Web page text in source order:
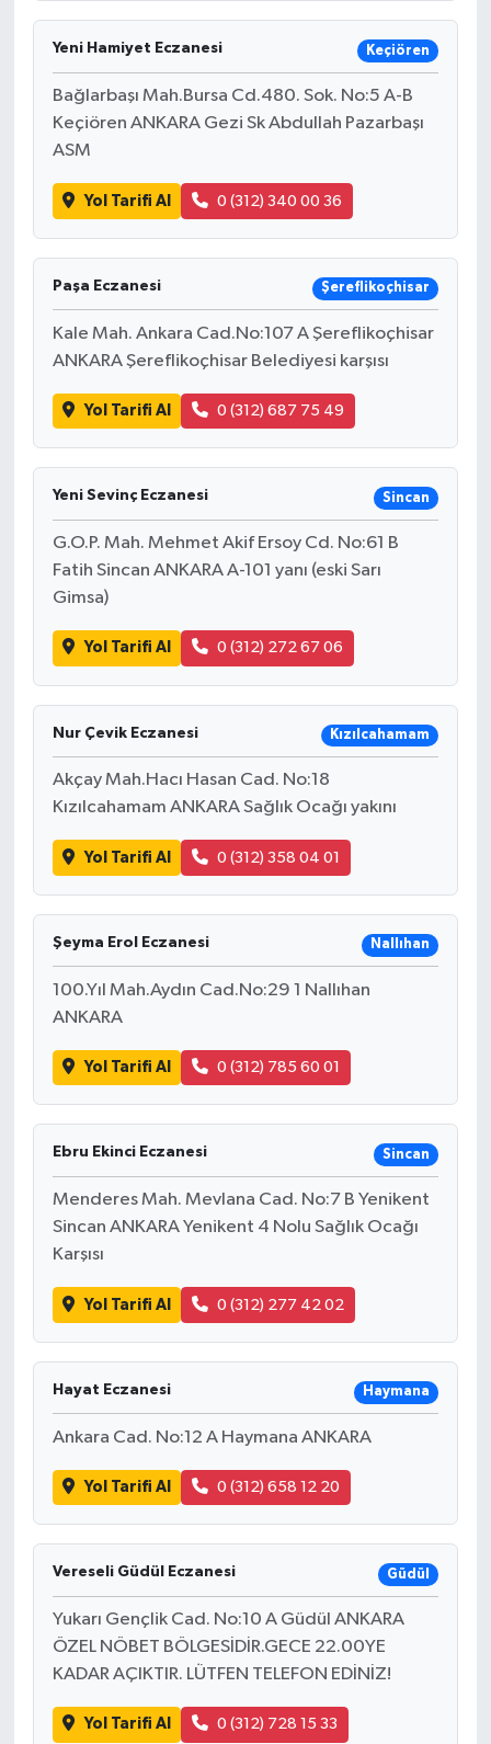
Yeni Hamiyet Eczanesi Keçiören
Bağlarbaşı Mah.Bursa Cd.480. Sok. No:5 A-B
Keçiören ANKARA Gezi Sk Abdullah Pazarbaşı
ASM
Yol Tarifi Al 0 (312) 340 00 36
Paşa Eczanesi Şereflikoçhisar
Kale Mah. Ankara Cad.No:107 A Şereflikoçhisar
ANKARA Şereflikoçhisar Belediyesi karşısı
Yol Tarifi Al 0 (312) 687 75 49
Yeni Sevinç Eczanesi Sincan
G.O.P. Mah. Mehmet Akif Ersoy Cd. No:61 B
Fatih Sincan ANKARA A-101 yanı (eski Sarı
Gimsa)
Yol Tarifi Al 0 (312) 272 67 06
Nur Çevik Eczanesi Kızılcahamam
Akçay Mah.Hacı Hasan Cad. No:18
Kızılcahamam ANKARA Sağlık Ocağı yakını
Yol Tarifi Al 0 (312) 358 04 01
Şeyma Erol Eczanesi Nallıhan
100.Yıl Mah.Aydın Cad.No:29 1 Nallıhan
ANKARA
Yol Tarifi Al 0 (312) 785 60 01
Ebru Ekinci Eczanesi Sincan
Menderes Mah. Mevlana Cad. No:7 B Yenikent
Sincan ANKARA Yenikent 4 Nolu Sağlık Ocağı
Karşısı
Yol Tarifi Al 0 (312) 277 42 02
Hayat Eczanesi Haymana
Ankara Cad. No:12 A Haymana ANKARA
Yol Tarifi Al 0 (312) 658 12 20
Vereseli Güdül Eczanesi Güdül
Yukarı Gençlik Cad. No:10 A Güdül ANKARA
ÖZEL NÖBET BÖLGESİDİR.GECE 22.00YE
KADAR AÇIKTIR. LÜTFEN TELEFON EDİNİZ!
Yol Tarifi Al 0 (312) 728 15 33